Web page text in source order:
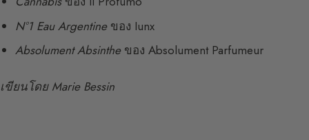
N°1 Eau Argentineของ Iunx
Absolument Absintheของ Absolument Parfumeur
เขียนโดย Marie Bessin